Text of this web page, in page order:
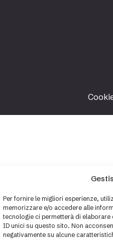
Per fornire le migliori esperienze,
memorizzare e/o accedere alle
tecnologie ci permetterà di
ID unici su questo sito. Non
negativamente su alcune